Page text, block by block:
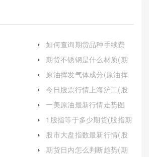
如何查询期货品种手续费
(期货各个品种手续费怎么
查询)
期货不锈钢是什么材质(期
货不锈钢是304吗)
原油挥发气体成分(原油挥
发是什么气体)
今日股票行情上海沪工(股
市行情上海沪工)
一美原油最新行情走势图
(wti原油实时行情走势图)
1股指等于多少期货(股指期
货相当多少杠杆)
股市大盘指数最新行情(股
市大盘实时指数)
期货日内怎么判断趋势(期